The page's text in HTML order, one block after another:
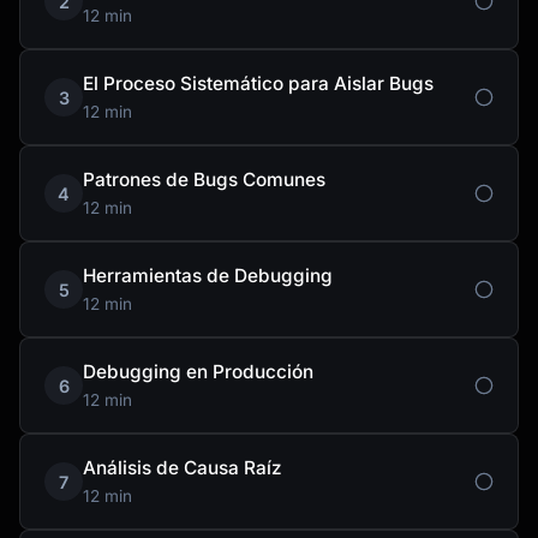
12 min
3
El Proceso Sistemático para Aislar Bugs
12 min
4
Patrones de Bugs Comunes
12 min
5
Herramientas de Debugging
12 min
6
Debugging en Producción
12 min
7
Análisis de Causa Raíz
12 min